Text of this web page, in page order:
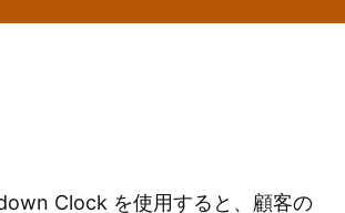
Clock を使用すると、顧客の